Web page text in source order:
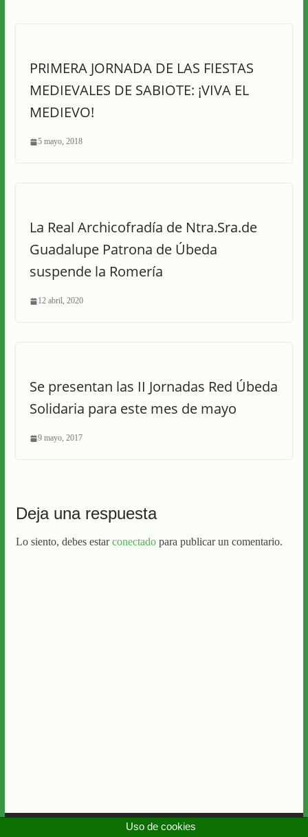
PRIMERA JORNADA DE LAS FIESTAS
MEDIEVALES DE SABIOTE: ¡VIVA EL
MEDIEVO!
5 mayo, 2018
La Real Archicofradía de Ntra.Sra.de
Guadalupe Patrona de Úbeda
suspende la Romería
12 abril, 2020
Se presentan las II Jornadas Red Úbeda
Solidaria para este mes de mayo
9 mayo, 2017
Deja una respuesta
Lo siento, debes estarconectadopara publicar un comentario.
Diario Guadalquivir. Todos los derechos
Uso de cookies